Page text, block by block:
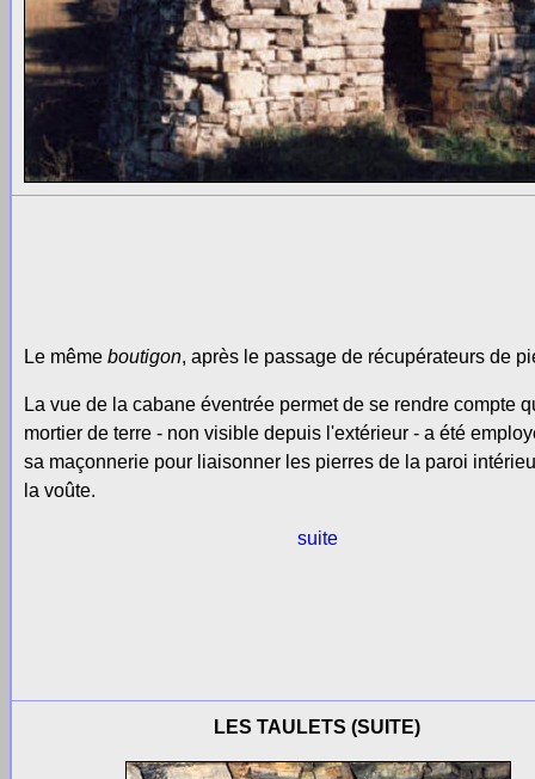
Le même boutigon, après le passage de récupérateurs de
La vue de la cabane éventrée permet de se rendre compte
mortier de terre - non visible depuis l'extérieur - a été
sa maçonnerie pour liaisonner les pierres de la paroi
la voûte.
suite
LES TAULETS (SUITE)